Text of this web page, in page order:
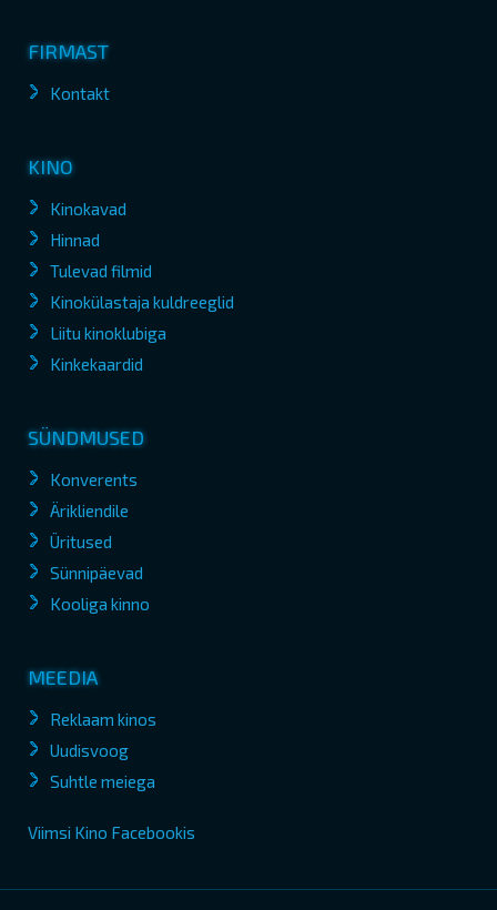
FIRMAST
Kontakt
KINO
Kinokavad
Hinnad
Tulevad filmid
Kinokülastaja kuldreeglid
Liitu kinoklubiga
Kinkekaardid
SÜNDMUSED
Konverents
Ärikliendile
Üritused
Sünnipäevad
Kooliga kinno
MEEDIA
Reklaam kinos
Uudisvoog
Suhtle meiega
Viimsi Kino Facebookis